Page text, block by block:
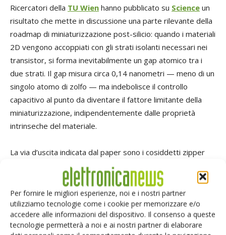
Per fornire le migliori esperienze, noi e i nostri partner
utilizziamo tecnologie come i cookie per memorizzare e/o
accedere alle informazioni del dispositivo. Il consenso a queste
tecnologie permetterà a noi e ai nostri partner di elaborare
Ricercatori della TU Wien hanno pubblicato su Science un
risultato che mette in discussione una parte rilevante della
roadmap di miniaturizzazione post-silicio: quando i materiali
2D vengono accoppiati con gli strati isolanti necessari nei
transistor, si forma inevitabilmente un gap atomico tra i
due strati. Il gap misura circa 0,14 nanometri — meno di un
singolo atomo di zolfo — ma indebolisce il controllo
capacitivo al punto da diventare il fattore limitante della
miniaturizzazione, indipendentemente dalle proprietà
intrinseche del materiale.
La via d’uscita indicata dal paper sono i cosiddetti zipper
materials, strutture in cui semiconduttore e isolante si
legano con forze quasi-covalenti eliminando il gap. Il
messaggio industriale: strato attivo e strato isolante
devono essere progettati insieme fin dall’inizio. Per
l’industria, il paper non è un dead end ma un filtro che
accelera la selezione dei materiali candidati ed espone i